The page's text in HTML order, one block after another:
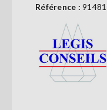
connecter
S'abonner
Référence :